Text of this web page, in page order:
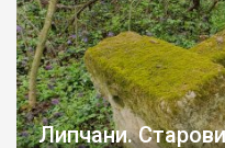
Липчани.